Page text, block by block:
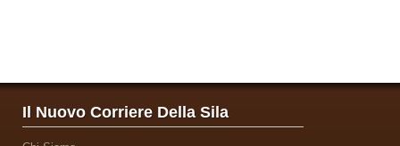
Il Nuovo Corriere Della Sila